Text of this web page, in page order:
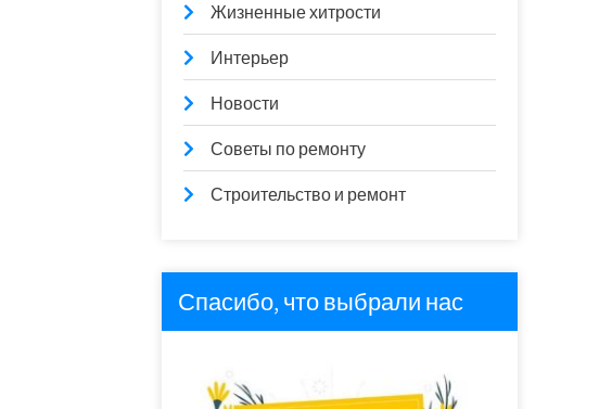
Жизненные хитрости
Интерьер
Новости
Советы по ремонту
Строительство и ремонт
Спасибо, что выбрали нас